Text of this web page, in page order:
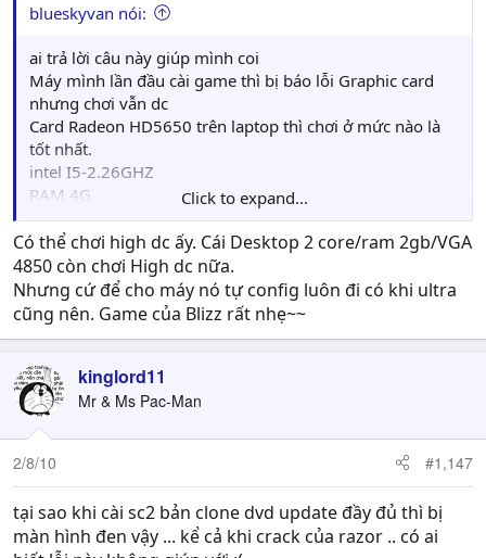
blueskyvan nói:
ai trả lời câu này giúp mình coi
Máy mình lần đầu cài game thì bị báo lỗi Graphic card
nhưng chơi vẫn dc
Card Radeon HD5650 trên laptop thì chơi ở mức nào là
tốt nhất.
intel I5-2.26GHZ
RAM 4G
Win7 64bit
Click to expand...
Có thể chơi high dc ấy. Cái Desktop 2 core/ram 2gb/VGA
4850 còn chơi High dc nữa.
Nhưng cứ để cho máy nó tự config luôn đi có khi ultra
cũng nên. Game của Blizz rất nhẹ~~
kinglord11
Mr & Ms Pac-Man
2/8/10 #1,147
tại sao khi cài sc2 bản clone dvd update đầy đủ thì bị
màn hình đen vậy ... kể cả khi crack của razor .. có ai